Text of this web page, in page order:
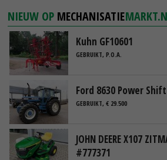
NIEUW OP MECHANISATIE
Kuhn GF10601
GEBRUIKT, P.O.A.
Ford 8630 Power Shift
GEBRUIKT, € 29.500
JOHN DEERE X107
#777371